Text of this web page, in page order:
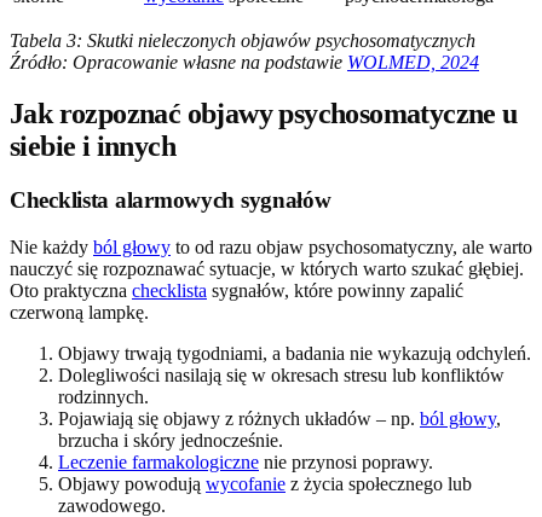
Tabela 3: Skutki nieleczonych objawów psychosomatycznych
Źródło: Opracowanie własne na podstawie WOLMED, 2024
Jak rozpoznać objawy psychosomatyczne u
siebie i innych
Checklista alarmowych sygnałów
Nie każdy ból głowy to od razu objaw psychosomatyczny, ale warto
nauczyć się rozpoznawać sytuacje, w których warto szukać głębiej.
Oto praktyczna checklista sygnałów, które powinny zapalić
czerwoną lampkę.
Objawy trwają tygodniami, a badania nie wykazują odchyleń.
Dolegliwości nasilają się w okresach stresu lub konfliktów
rodzinnych.
Pojawiają się objawy z różnych układów – np. ból głowy,
brzucha i skóry jednocześnie.
Leczenie farmakologiczne nie przynosi poprawy.
Objawy powodują wycofanie z życia społecznego lub
zawodowego.